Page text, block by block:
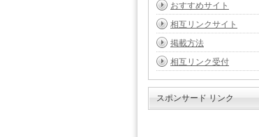
おすすめサイト
相互リンクサイト
掲載方法
相互リンク受付
スポンサード リンク